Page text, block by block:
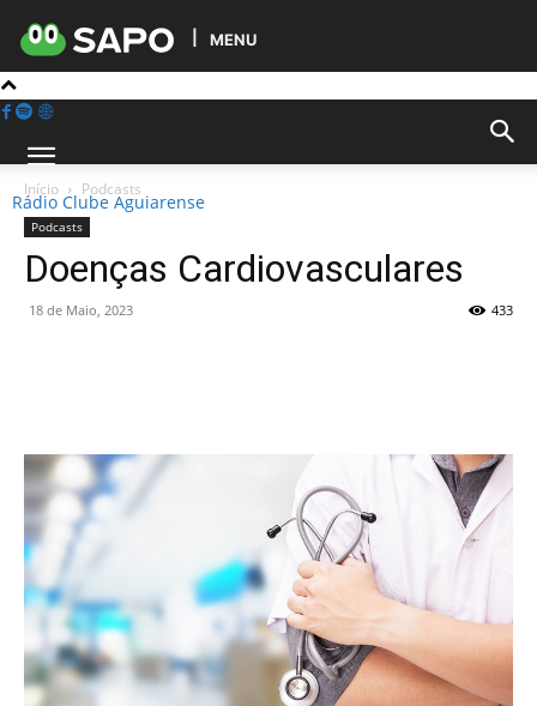
MENU
Rádio Clube Aguiarense
Início Podcasts
Podcasts
Doenças Cardiovasculares
18 de Maio, 2023 433